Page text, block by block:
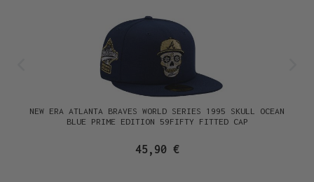
NEW ERA ATLANTA BRAVES WORLD SERIES 1995 SKULL OCEAN
BLUE PRIME EDITION 59FIFTY FITTED CAP
45,90 €